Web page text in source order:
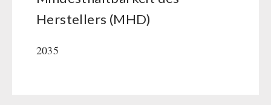
Herstellers (MHD)
2035